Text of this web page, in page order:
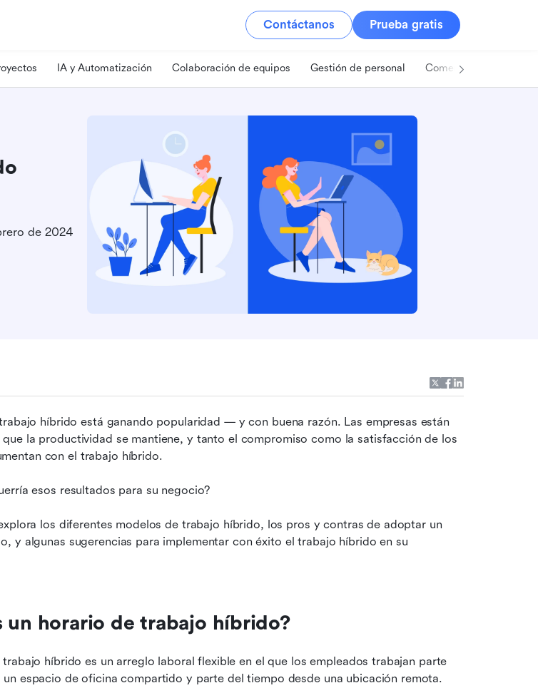
Contáctanos Prueba gratis
IA y Automatización Colaboración de equipos Gestión de personal Comercio minorista
de 2024
híbrido está ganando popularidad — y con buena razón. Las empresas están
la productividad se mantiene, y tanto el compromiso como la satisfacción de los
con el trabajo híbrido.
esos resultados para su negocio?
los diferentes modelos de trabajo híbrido, los pros y contras de adoptar un
y algunas sugerencias para implementar con éxito el trabajo híbrido en su
un horario de trabajo híbrido?
trabajo híbrido es un arreglo laboral flexible en el que los empleados trabajan parte
espacio de oficina compartido y parte del tiempo desde una ubicación remota.